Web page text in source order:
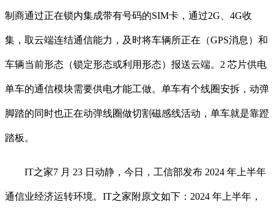
制商通过正在锁内集成带有号码的SIM卡，通过2G、4G收
集，取云端连结通信能力，及时将车辆所正在（GPS消息）和
车辆当前形态（锁定形态或利用形态）报送云端。2 芯片供电
单车的通信模块需要供电才能工做。单车有个线圈安拆，动弹
脚踏的同时也正在动弹线圈做切割磁感线活动，单车就是靠蹬
踏板。
IT之家7 月 23 日动静，今日，工信部发布 2024 年上半年
通信业经济运转环境。IT之家附原文如下：2024 年上半年，